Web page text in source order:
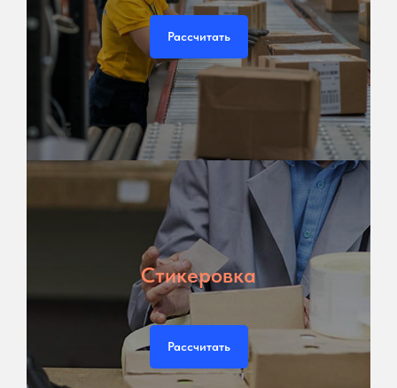
Рассчитать
Стикеровка
Рассчитать